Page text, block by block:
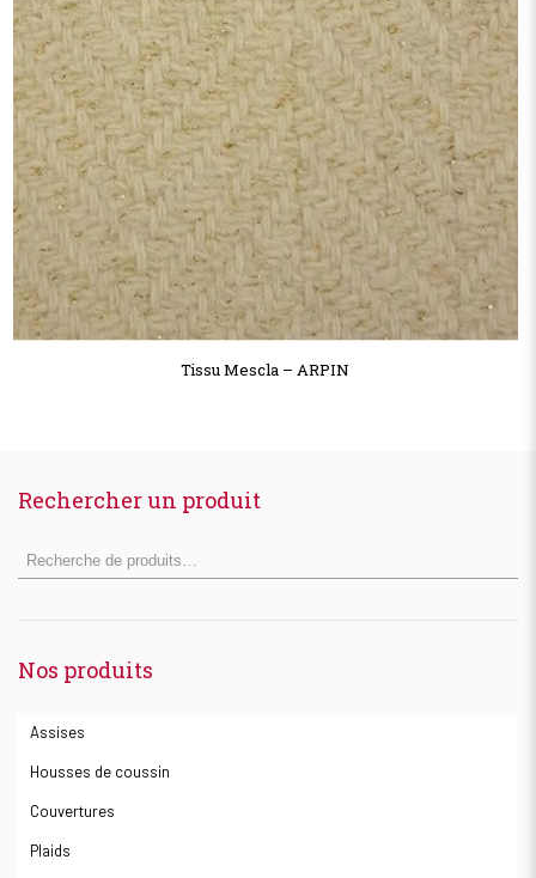
Tissu Mescla – ARPIN
Rechercher un produit
Nos produits
Assises
Housses de coussin
Couvertures
Plaids